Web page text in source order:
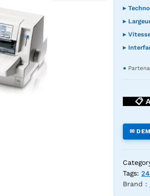
matricielle Epson LQ-680 Pro 24 aiguilles —
▸
▸
▸
▸
●
📋
✉
Tags:
Brand :